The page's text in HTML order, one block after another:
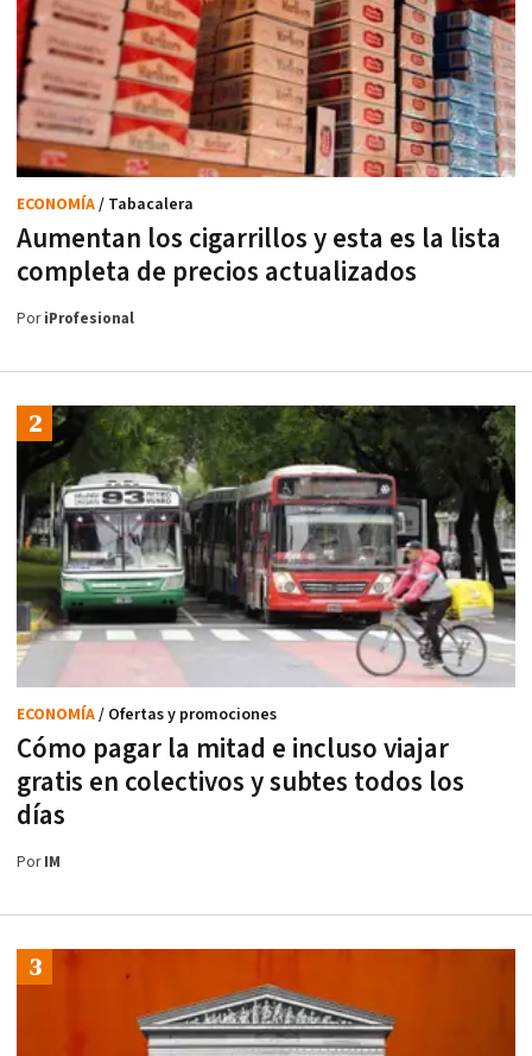
Aumentan los cigarrillos y esta es la lista
completa de precios actualizados
ECONOMÍA/ Tabacalera
PoriProfesional
Cómo pagar la mitad e incluso viajar
gratis en colectivos y subtes todos los
días
ECONOMÍA/ Ofertas y promociones
PorIM